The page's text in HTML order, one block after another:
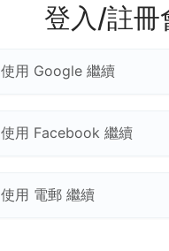
登入/註冊
使用 Google 繼續
使用 Facebook 繼續
使用 電郵 繼續